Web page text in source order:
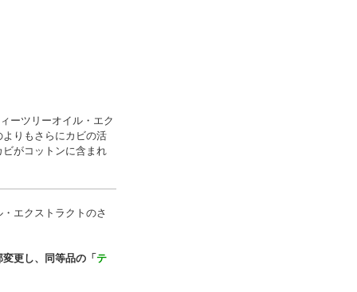
ーツリーオイル・エク
りもさらにカビの活
がコットンに含まれ
エクストラクトのさ
更し、同等品の「 テ